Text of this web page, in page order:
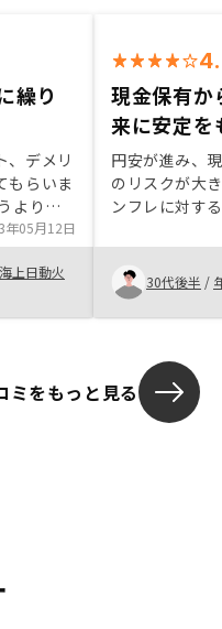
繰り
、デメリ
もらいま
よりも
、毎回と
来まし
いただ
年05月12日
上日動火
現金保有か
来に安定を
円安が進み、
のリスクが大
ンフレに対す
に対する対策
ました。聞い
を省く経営努
り、これなら
ために購入し
口の部分（何
に売却できる
30代後半 /
ミをもっと見る